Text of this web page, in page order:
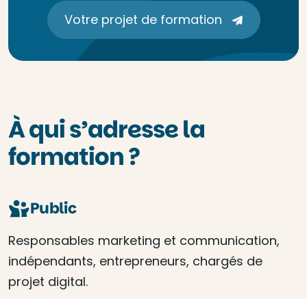
Votre projet de formation
À qui s’adresse la
formation ?
Public
Responsables marketing et communication,
indépendants, entrepreneurs, chargés de
projet digital.